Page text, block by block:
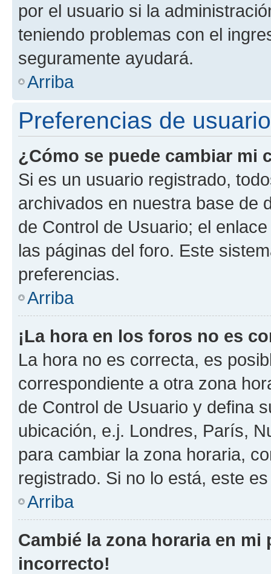
por el usuario si la
teniendo problemas con el
seguramente ayudará.
Arriba
Preferencias de
¿Cómo se puede cambiar mi
Si es un usuario registrado,
archivados en nuestra base de
de Control de Usuario; el
las páginas del foro. Este
preferencias.
Arriba
¡La hora en los foros no es
La hora no es correcta, es
correspondiente a otra zona
de Control de Usuario y defina
ubicación, e.j. Londres, París,
para cambiar la zona horaria,
registrado. Si no lo está, este
Arriba
Cambié la zona horaria en
incorrecto!